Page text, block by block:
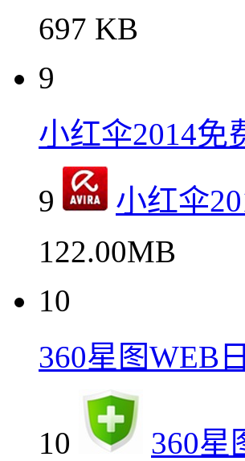
697 KB
9
小红伞2014免
9
小红伞
122.00MB
10
360星图WEB
10
360星